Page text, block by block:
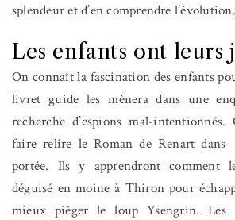
splendeur et d’en comprendre l’évolution.
Les enfants ont leurs
On connaît la fascination des enfants
livret guide les mènera dans une
recherche d’espions mal-
faire relire le Roman de Renart dans
portée. Ils y apprendront comment
déguisé en moine à Thiron pour
mieux piéger le loup Ysengrin. Les